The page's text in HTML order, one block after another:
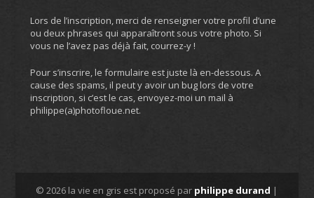
Lors de l’inscription, merci de renseigner votre profil d’une
ou deux phrases qui apparaîtront sous votre photo. Si
vous ne l’avez pas déjà fait, courrez-y !
Pour s’inscrire, le formulaire est juste là en-dessous. A
cause des spams, il peut y avoir un bug lors de votre
inscription, si c’est le cas, envoyez-moi un mail à
philippe(a)photofloue.net.
© 2026 la vie en gris est proposé par philippe durand |